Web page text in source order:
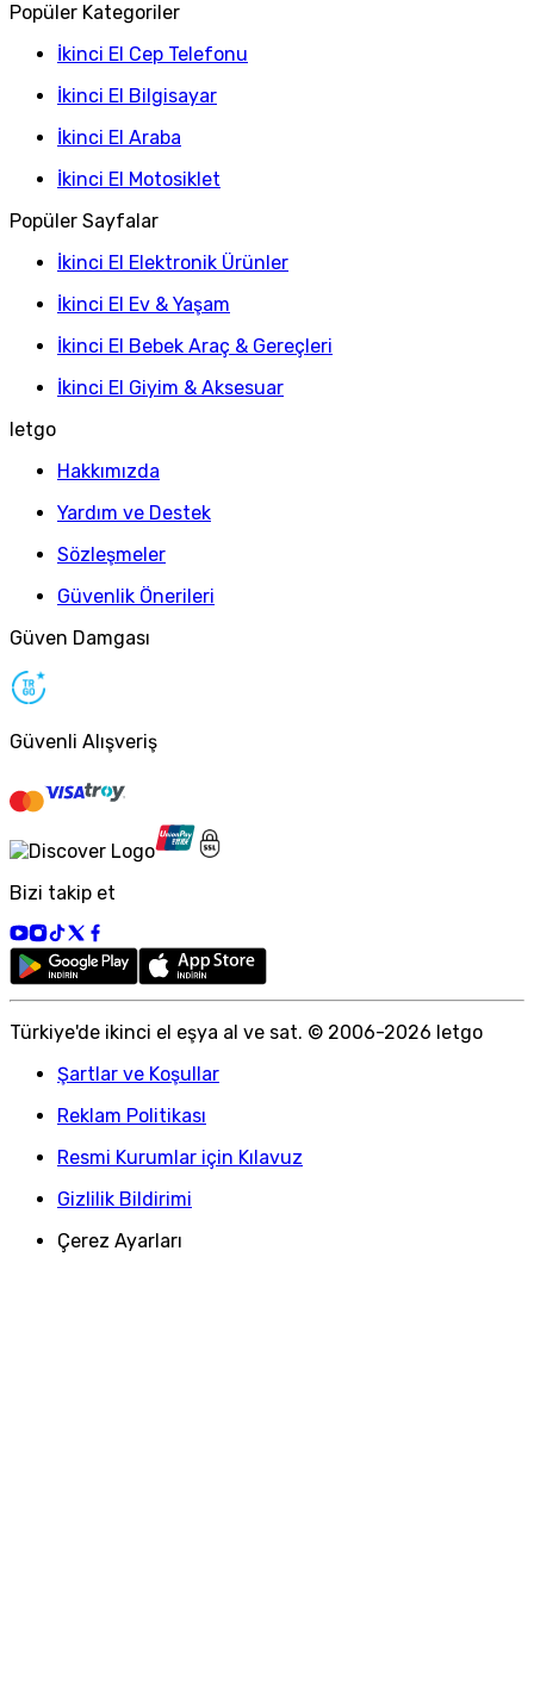
Popüler Kategoriler
İkinci El Cep Telefonu
İkinci El Bilgisayar
İkinci El Araba
İkinci El Motosiklet
Popüler Sayfalar
İkinci El Elektronik Ürünler
İkinci El Ev & Yaşam
İkinci El Bebek Araç & Gereçleri
İkinci El Giyim & Aksesuar
letgo
Hakkımızda
Yardım ve Destek
Sözleşmeler
Güvenlik Önerileri
Güven Damgası
Güvenli Alışveriş
Bizi takip et
Türkiye'de ikinci el eşya al ve sat. © 2006-2026 letgo
Şartlar ve Koşullar
Reklam Politikası
Resmi Kurumlar için Kılavuz
Gizlilik Bildirimi
Çerez Ayarları